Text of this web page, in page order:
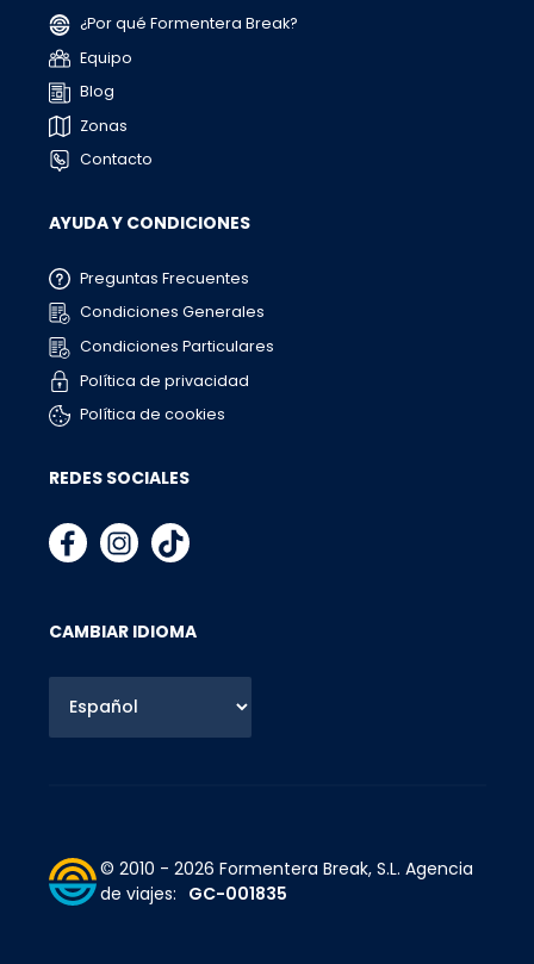
¿Por qué Formentera Break?
Equipo
Blog
Zonas
Contacto
AYUDA Y CONDICIONES
Preguntas Frecuentes
Condiciones Generales
Condiciones Particulares
Política de privacidad
Política de cookies
REDES SOCIALES
CAMBIAR IDIOMA
© 2010 - 2026 Formentera Break, S.L. Agencia
de viajes: GC-001835